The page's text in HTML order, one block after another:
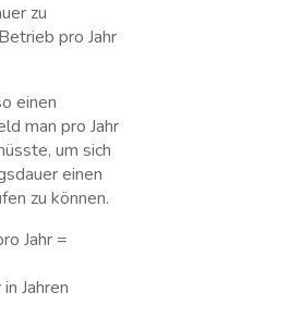
zu
pro Jahr
einen
man pro Jahr
um sich
einen
zu können.
Jahr =
Jahren